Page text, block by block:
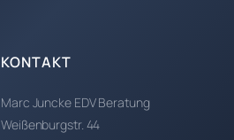
KONTAKT
Marc Juncke EDV Beratung
Weißenburgstr. 44